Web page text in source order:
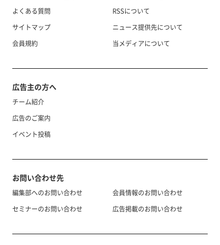
よくある質問
サイトマップ
会員規約
RSSについて
ニュース提供先について
当メディアについて
広告主の方へ
チーム紹介
広告のご案内
イベント投稿
お問い合わせ先
編集部へのお問い合わせ
セミナーのお問い合わせ
会員情報のお問い合わせ
広告掲載のお問い合わせ